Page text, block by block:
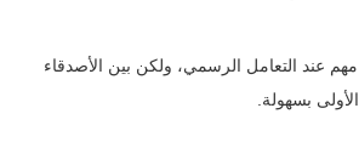
مهم عند التعامل الرسمي، ولكن بين الأصدقاء
بسهولة.